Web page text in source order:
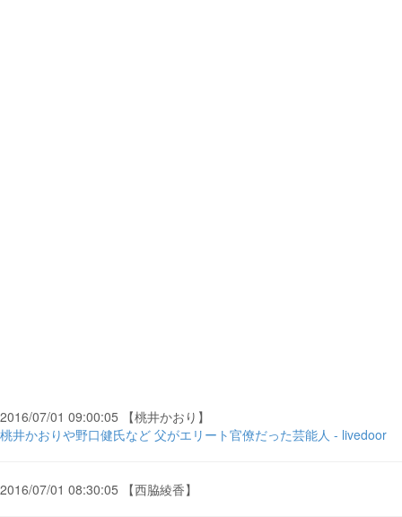
2016/07/01 09:00:05 【桃井かおり】
桃井かおりや野口健氏など 父がエリート官僚だった芸能人 - livedoor
2016/07/01 08:30:05 【西脇綾香】